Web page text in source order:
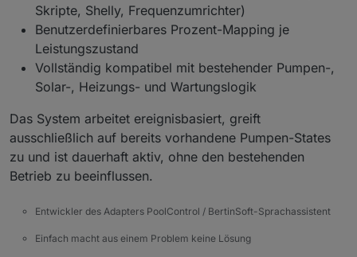
Skripte, Shelly, Frequenzumrichter)
Benutzerdefinierbares Prozent-Mapping je
Leistungszustand
Vollständig kompatibel mit bestehender Pumpen-,
Solar-, Heizungs- und Wartungslogik
Das System arbeitet ereignisbasiert, greift
ausschließlich auf bereits vorhandene Pumpen-States
zu und ist dauerhaft aktiv, ohne den bestehenden
Betrieb zu beeinflussen.
Entwickler des Adapters PoolControl / BertinSoft-Sprachassistent
Einfach macht aus einem Problem keine Lösung